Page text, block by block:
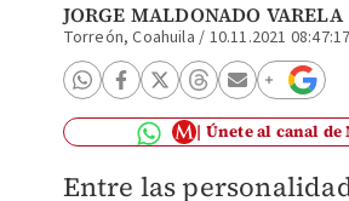
JORGE MALDONADO VARELA
Torreón, Coahuila / 10.11.2021 08:47:17
Únete al canal
Entre las